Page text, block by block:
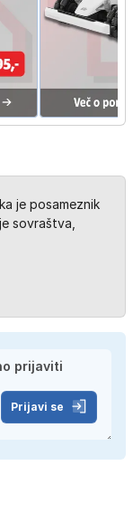
je posameznik
sovraštva,
Prijavi se